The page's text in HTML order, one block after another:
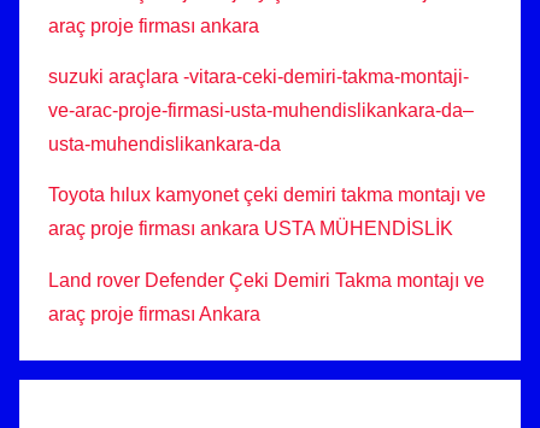
araç proje firması ankara
suzuki araçlara -vitara-ceki-demiri-takma-montaji-
ve-arac-proje-firmasi-usta-muhendislikankara-da–
usta-muhendislikankara-da
Toyota hılux kamyonet çeki demiri takma montajı ve
araç proje firması ankara USTA MÜHENDİSLİK
Land rover Defender Çeki Demiri Takma montajı ve
araç proje firması Ankara